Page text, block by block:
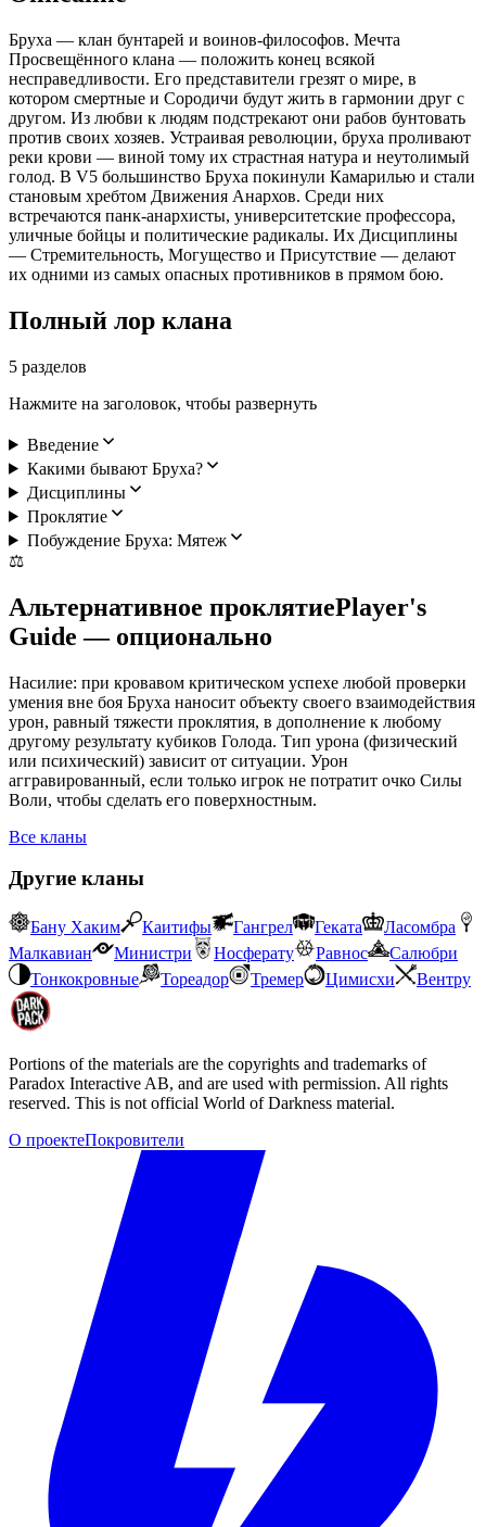
Бруха — клан бунтарей и воинов-философов. Мечта
Просвещённого клана — положить конец всякой
несправедливости. Его представители грезят о мире, в
котором смертные и Сородичи будут жить в гармонии друг с
другом. Из любви к людям подстрекают они рабов бунтовать
против своих хозяев. Устраивая революции, бруха проливают
реки крови — виной тому их страстная натура и неутолимый
голод. В V5 большинство Бруха покинули Камарилью и стали
становым хребтом Движения Анархов. Среди них
встречаются панк-анархисты, университетские профессора,
уличные бойцы и политические радикалы. Их Дисциплины
— Стремительность, Могущество и Присутствие — делают
их одними из самых опасных противников в прямом бою.
Полный лор клана
5 разделов
Нажмите на заголовок, чтобы развернуть
Введение
Какими бывают Бруха?
Дисциплины
Проклятие
Побуждение Бруха: Мятеж
⚖️
Альтернативное проклятиеPlayer's
Guide — опционально
Насилие: при кровавом критическом успехе любой проверки
умения вне боя Бруха наносит объекту своего взаимодействия
урон, равный тяжести проклятия, в дополнение к любому
другому результату кубиков Голода. Тип урона (физический
или психический) зависит от ситуации. Урон
аггравированный, если только игрок не потратит очко Силы
Воли, чтобы сделать его поверхностным.
Все кланы
Другие кланы
Бану Хаким Каитифы Гангрел Геката
Ласомбра
Малкавиан
Министри Носферату Равнос
Салюбри
Тонкокровные
Тореадор Тремер Цимисхи Вентру
Portions of the materials are the copyrights and trademarks of
Paradox Interactive AB, and are used with permission. All rights
reserved. This is not official World of Darkness material.
О проектеПокровители